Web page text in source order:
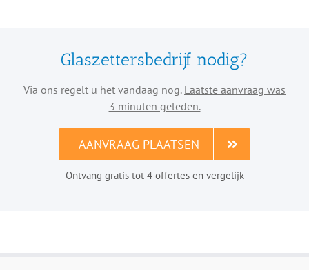
Glaszettersbedrijf nodig?
Via ons regelt u het vandaag nog. Laatste aanvraag was
3 minuten geleden.
AANVRAAG PLAATSEN
Ontvang gratis tot 4 offertes en vergelijk